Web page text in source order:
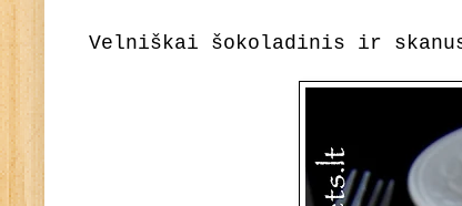
Velniškai šokoladinis ir